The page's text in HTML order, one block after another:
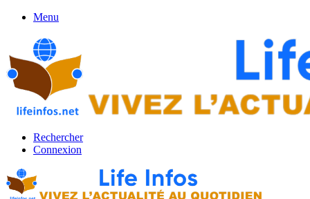
Menu
Rechercher
Connexion